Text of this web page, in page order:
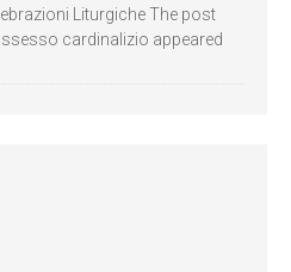
Liturgiche The post
cardinalizio appeared